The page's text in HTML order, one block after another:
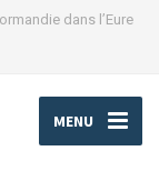
dans l’Eure
MENU